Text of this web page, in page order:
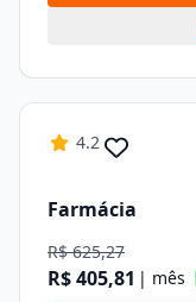
4.2
Farmácia
R$ 625,27
R$ 405,81 | mês